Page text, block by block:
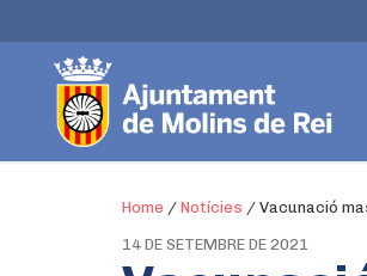
Home / Notícies / Vacunació
14 DE SETEMBRE DE 2021